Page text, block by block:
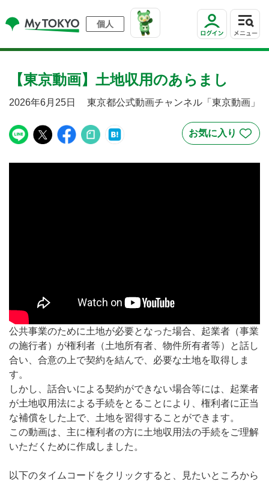
個人
【東京動画】土地収用のあらまし
2026年6月25日 東京都公式動画チャンネル「東京動画」
https://www.youtube.com/embed/Du-novY2gcI
公共事業のために土地が必要となった場合、起業者（事業
の施行者）が権利者（土地所有者、物件所有者等）と話し
合い、合意の上で契約を結んで、必要な土地を取得しま
す。
しかし、話合いによる契約ができない場合等には、起業者
が土地収用法による手続をとることにより、権利者に正当
な補償をした上で、土地を習得することができます。
この動画は、主に権利者の方に土地収用法の手続をご理解
いただくために作成しました。
以下のタイムコードをクリックすると、見たいところから